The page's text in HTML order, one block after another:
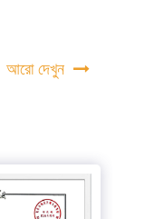
আরো দেখুন